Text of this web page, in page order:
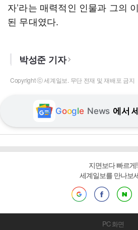
자’라는 매력적인 인물과 그의
된 무대였다.
박성준 기자
Copyright ⓒ 세계일보. 무단 전재 및 재배포 금지
Google News 에서
지면보다 빠르게!
세계일보를 만나보
PC 화면